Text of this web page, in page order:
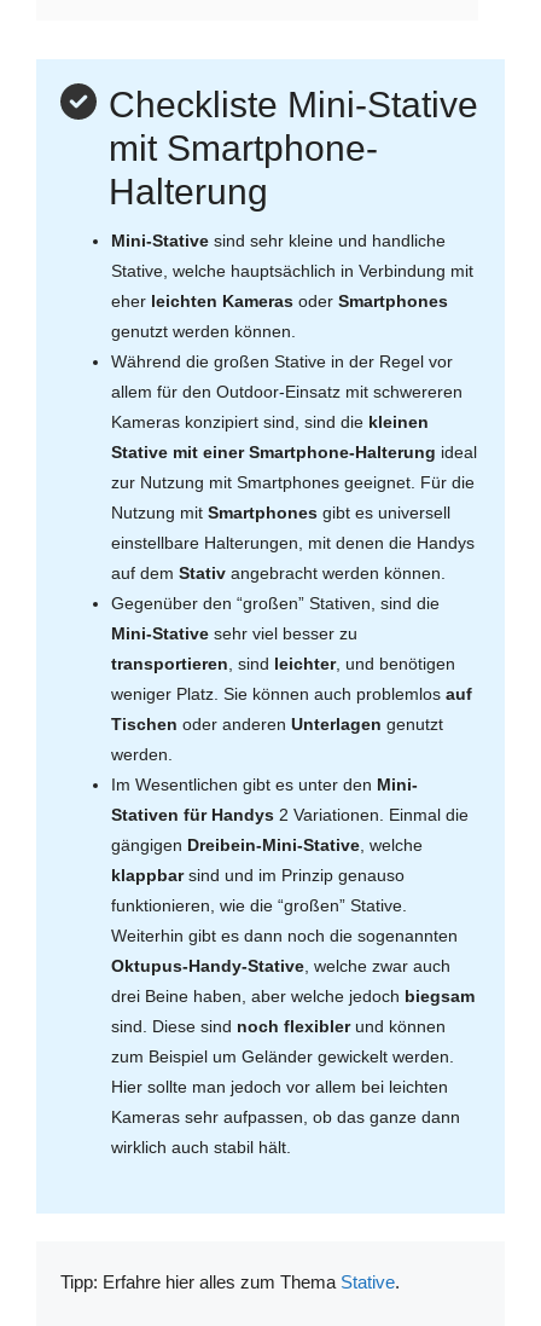
Checkliste Mini-Stative
mit Smartphone-
Halterung
Mini-Stative sind sehr kleine und handliche
Stative, welche hauptsächlich in Verbindung mit
eher leichten Kameras oder Smartphones
genutzt werden können.
Während die großen Stative in der Regel vor
allem für den Outdoor-Einsatz mit schwereren
Kameras konzipiert sind, sind die kleinen
Stative mit einer Smartphone-Halterung ideal
zur Nutzung mit Smartphones geeignet. Für die
Nutzung mit Smartphones gibt es universell
einstellbare Halterungen, mit denen die Handys
auf dem Stativ angebracht werden können.
Gegenüber den “großen” Stativen, sind die
Mini-Stative sehr viel besser zu
transportieren , sind leichter, und benötigen
weniger Platz. Sie können auch problemlos auf
Tischen oder anderen Unterlagen genutzt
werden.
Im Wesentlichen gibt es unter den Mini-
Stativen für Handys 2 Variationen. Einmal die
gängigen Dreibein-Mini-Stative , welche
klappbarsind und im Prinzip genauso
funktionieren, wie die “großen” Stative.
Weiterhin gibt es dann noch die sogenannten
Oktupus-Handy-Stative , welche zwar auch
drei Beine haben, aber welche jedoch biegsam
sind. Diese sind noch flexiblerund können
zum Beispiel um Geländer gewickelt werden.
Hier sollte man jedoch vor allem bei leichten
Kameras sehr aufpassen, ob das ganze dann
wirklich auch stabil hält.
Tipp: Erfahre hier alles zum Thema Stative.